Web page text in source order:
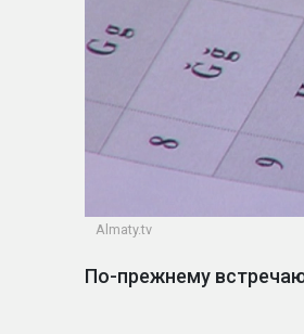
Almaty.tv
По-прежнему